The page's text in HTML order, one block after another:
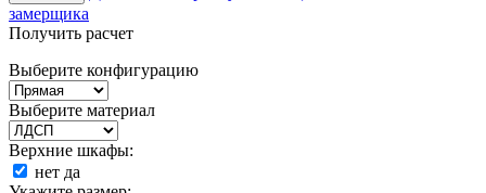
замерщика
Получить расчет
Выберите конфигурацию
Выберите материал
Верхние шкафы:
нет да